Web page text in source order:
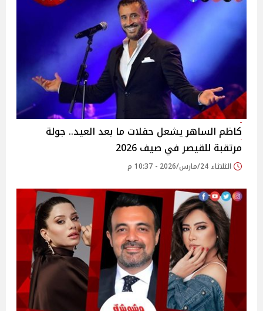
كاظم الساهر يشعل حفلات ما بعد العيد.. جولة
مرتقبة للقيصر في صيف 2026
الثلاثاء 24/مارس/2026 - 10:37 م